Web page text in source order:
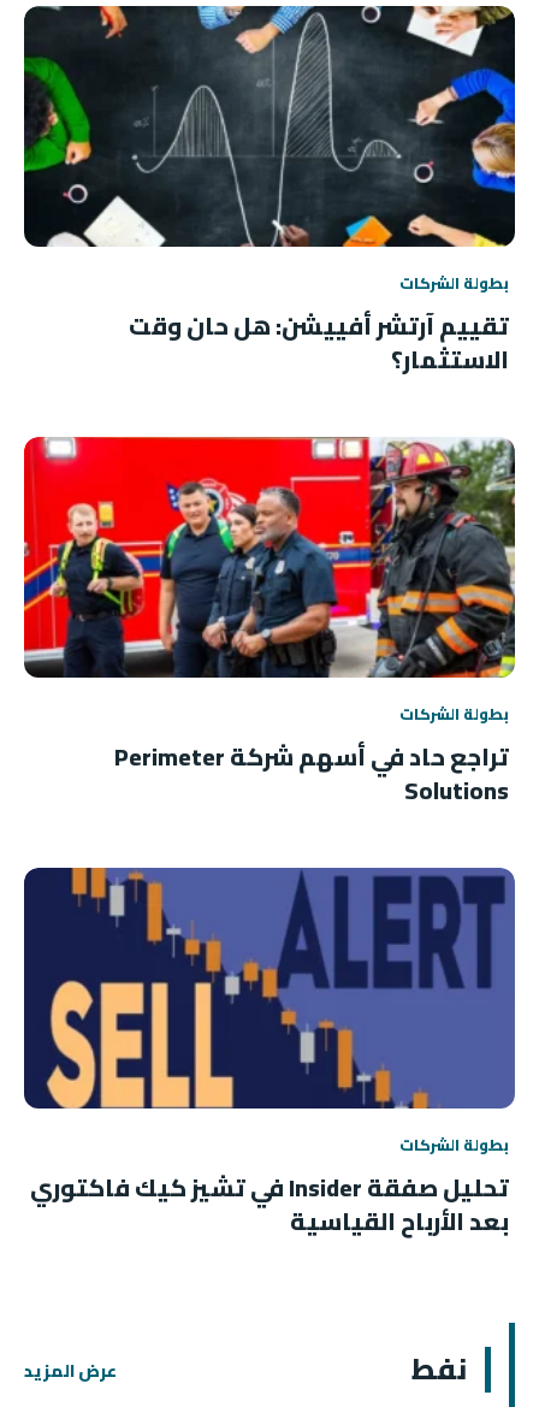
بطولة الشركات
تقييم آرتشر أفييشن: هل حان وقت
الاستثمار؟
بطولة الشركات
تراجع حاد في أسهم شركة Perimeter
Solutions
بطولة الشركات
تحليل صفقة Insider في تشيز كيك فاكتوري
بعد الأرباح القياسية
نفط عرض المزيد